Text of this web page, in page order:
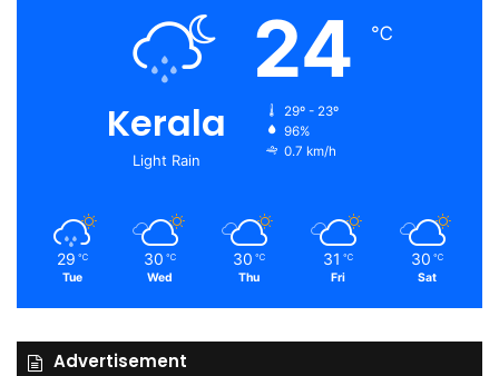
Kerala
Light Rain
24 ℃
29º - 23º
96%
0.7 km/h
29 ℃
Tue
30 ℃
Wed
30 ℃
Thu
31 ℃
Fri
30 ℃
Sat
Advertisement